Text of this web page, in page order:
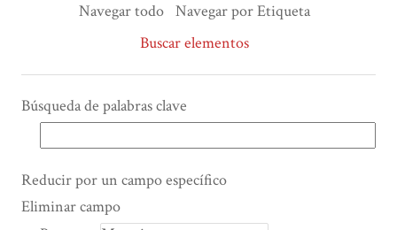
Navegar todo Navegar por Etiqueta
Buscar elementos
Búsqueda de palabras clave
Number
Reducir por un campo específico
Search Property
Tipo de búsqueda
Términos de búsqueda
Ensamblador de Búsqueda
Eliminar campo